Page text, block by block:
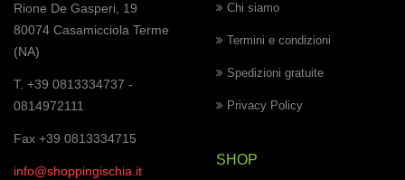
Rione De Gasperi, 19
80074 Casamicciola Terme
(NA)
T. +39 0813334737 -
0814972111
Fax +39 0813334715
info@shoppingischia.it
Chi siamo
Termini e condizioni
Spedizioni gratuite
Privacy Policy
SHOP